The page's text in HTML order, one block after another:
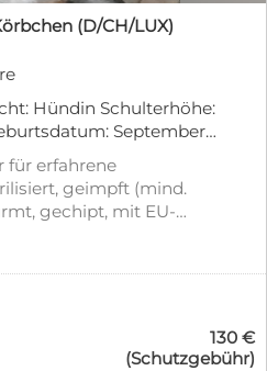
(D/CH/LUX)
Hündin Schulterhöhe:
September
Tierheim
(bundesweit)/ CH/ LUX:
und mit EU-
Kiruna wurde in
und gesichert.
auf ein liebevolles
ist eine grundsätzlich
Spaziergänge an
und Training
für erfahrene
geimpft (mind.
gechipt, mit EU-
130 €
(Schutzgebühr)